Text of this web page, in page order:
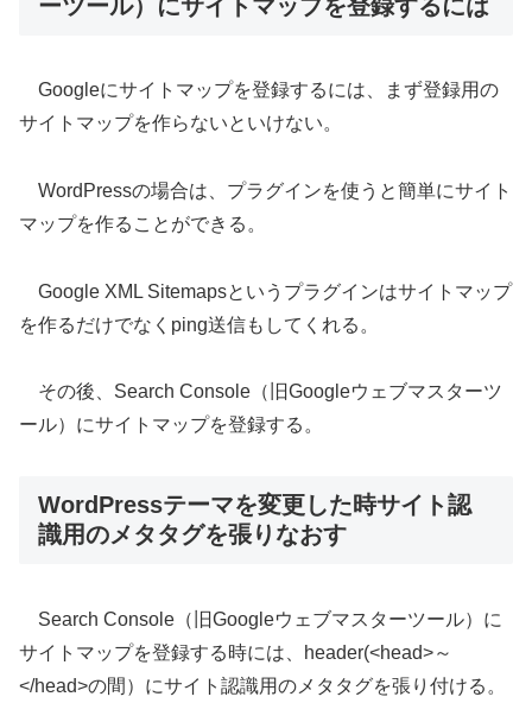
ーツール）にサイトマップを登録するには
Googleにサイトマップを登録するには、まず登録用の
サイトマップを作らないといけない。
WordPressの場合は、プラグインを使うと簡単にサイト
マップを作ることができる。
Google XML Sitemapsというプラグインはサイトマップ
を作るだけでなくping送信もしてくれる。
その後、Search Console（旧Googleウェブマスターツ
ール）にサイトマップを登録する。
WordPressテーマを変更した時サイト認
識用のメタタグを張りなおす
Search Console（旧Googleウェブマスターツール）に
サイトマップを登録する時には、header(<head>～
</head>の間）にサイト認識用のメタタグを張り付ける。